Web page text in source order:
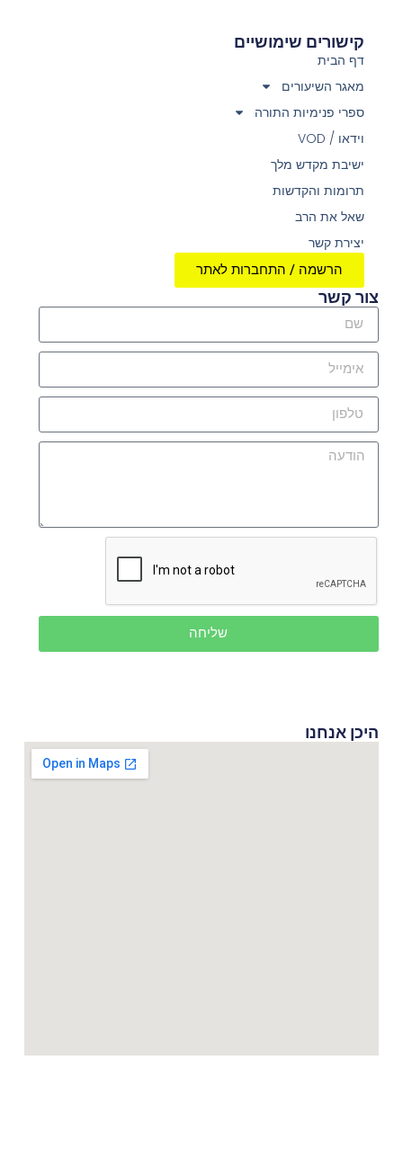
קישורים שימושיים
דף הבית
מאגר השיעורים
ספרי פנימיות התורה
וידאו / VOD
ישיבת מקדש מלך
תרומות והקדשות
שאל את הרב
יצירת קשר
הרשמה / התחברות לאתר
צור קשר
שליחה
היכן אנחנו